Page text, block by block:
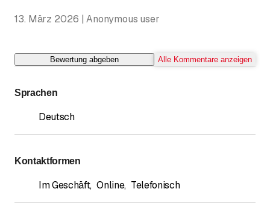
13. März 2026 | Anonymous user
Bewertung abgeben Alle Kommentare anzeigen
Sprachen
Deutsch
Kontaktformen
Im Geschäft, Online, Telefonisch